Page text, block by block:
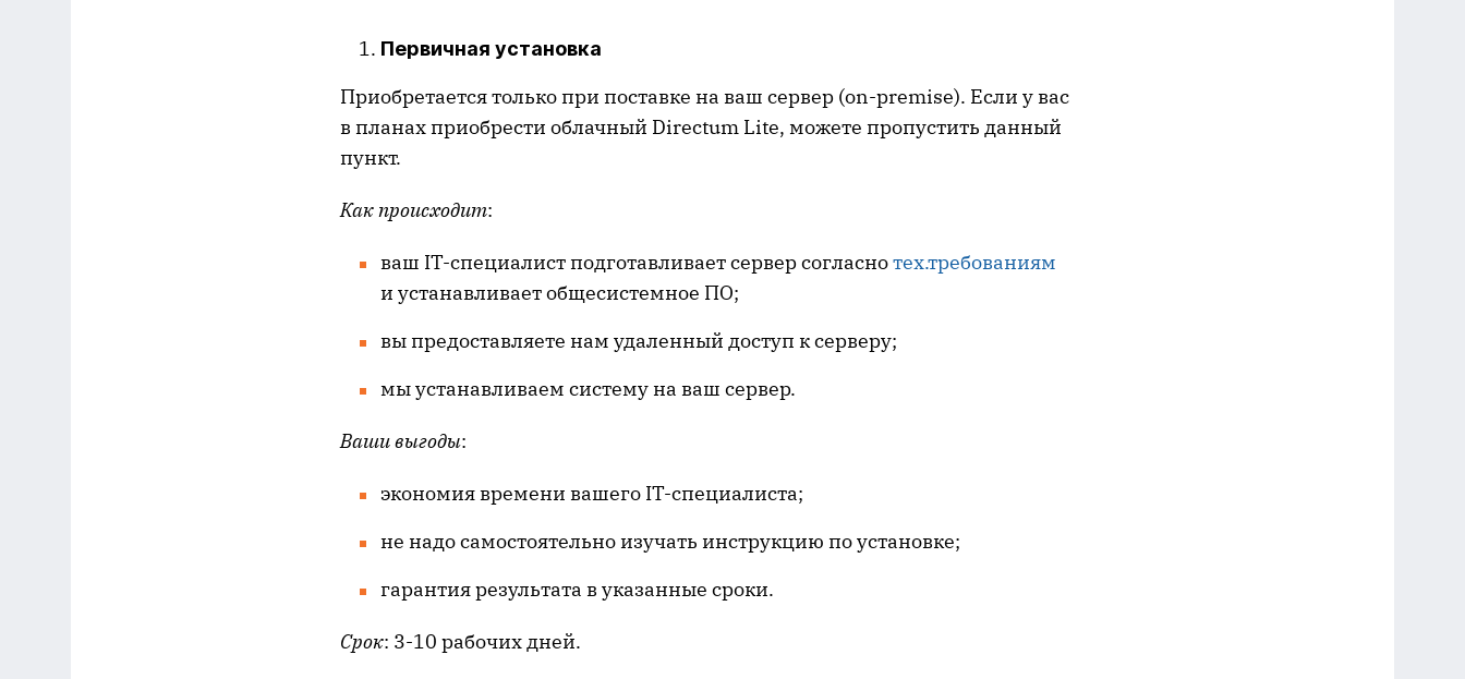
Первичная установка
Приобретается только при поставке на ваш сервер (on-premise). Если у вас
в планах приобрести облачный Directum Lite, можете пропустить данный
пункт.
Как происходит:
ваш IT-специалист подготавливает сервер согласнотех.требованиям
и устанавливает общесистемное ПО;
вы предоставляете нам удаленный доступ к серверу;
мы устанавливаем систему на ваш сервер.
Ваши выгоды:
экономия времени вашего IT-специалиста;
не надо самостоятельно изучать инструкцию по установке;
гарантия результата в указанные сроки.
Срок: 3-10 рабочих дней.